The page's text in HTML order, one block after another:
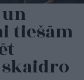
tiešām
skaidro